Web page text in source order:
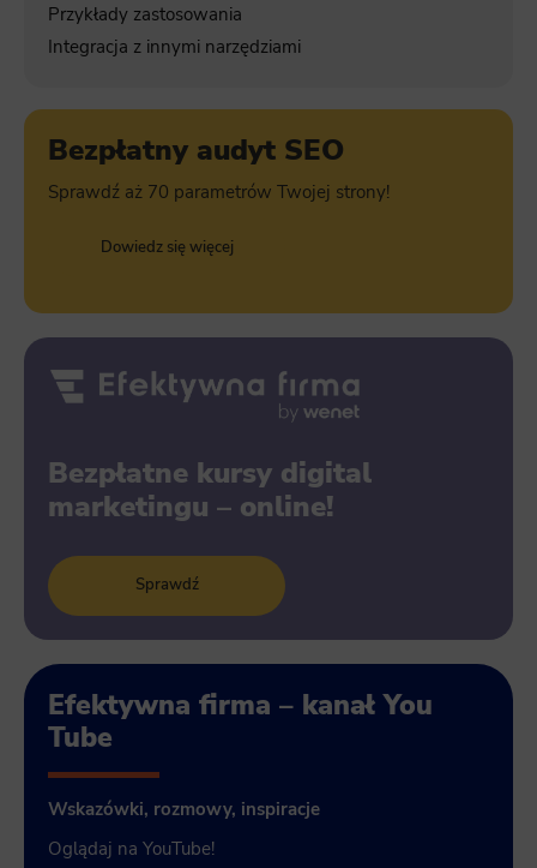
Przykłady zastosowania
Integracja z innymi narzędziami
Bezpłatny audyt SEO
Sprawdź aż 70 parametrów Twojej strony!
Dowiedz się więcej
Bezpłatne kursy digital
marketingu – online!
Sprawdź
Efektywna firma – kanał You
Tube
Wskazówki, rozmowy, inspiracje
Oglądaj na YouTube!